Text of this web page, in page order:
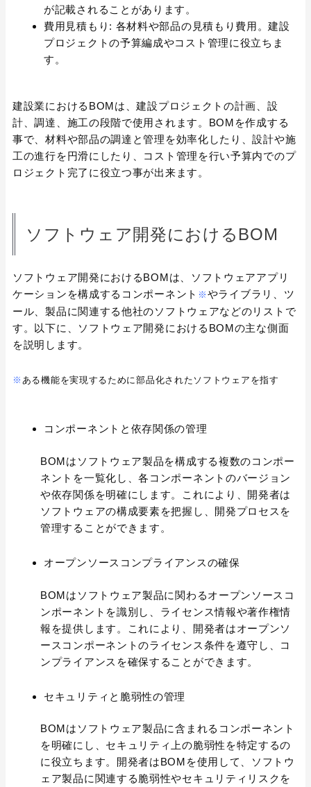
が記載されることがあります。
費用見積もり: 各材料や部品の見積もり費用。建設
プロジェクトの予算編成やコスト管理に役立ちま
す。
建設業におけるBOMは、建設プロジェクトの計画、設
計、調達、施工の段階で使用されます。BOMを作成する
事で、材料や部品の調達と管理を効率化したり、設計や施
工の進行を円滑にしたり、コスト管理を行い予算内でのプ
ロジェクト完了に役立つ事が出来ます。
ソフトウェア開発におけるBOM
ソフトウェア開発におけるBOMは、ソフトウェアアプリ
ケーションを構成するコンポーネント ※ やライブラリ、ツ
ール、製品に関連する他社のソフトウェアなどのリストで
す。以下に、ソフトウェア開発におけるBOMの主な側面
を説明します。
※ ある機能を実現するために部品化されたソフトウェアを指す
コンポーネントと依存関係の管理
BOMはソフトウェア製品を構成する複数のコンポー
ネントを一覧化し、各コンポーネントのバージョン
や依存関係を明確にします。これにより、開発者は
ソフトウェアの構成要素を把握し、開発プロセスを
管理することができます。
オープンソースコンプライアンスの確保
BOMはソフトウェア製品に関わるオープンソースコ
ンポーネントを識別し、ライセンス情報や著作権情
報を提供します。これにより、開発者はオープンソ
ースコンポーネントのライセンス条件を遵守し、コ
ンプライアンスを確保することができます。
セキュリティと脆弱性の管理
BOMはソフトウェア製品に含まれるコンポーネント
を明確にし、セキュリティ上の脆弱性を特定するの
に役立ちます。開発者はBOMを使用して、ソフトウ
ェア製品に関連する脆弱性やセキュリティリスクを